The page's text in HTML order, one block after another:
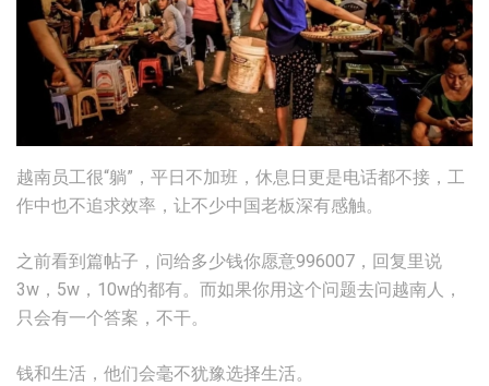
越南员工很“躺”，平日不加班，休息日更是电话都不接，工
作中也不追求效率，让不少中国老板深有感触。
之前看到篇帖子，问给多少钱你愿意996007，回复里说
3w，5w，10w的都有。而如果你用这个问题去问越南人，
只会有一个答案，不干。
钱和生活，他们会毫不犹豫选择生活。